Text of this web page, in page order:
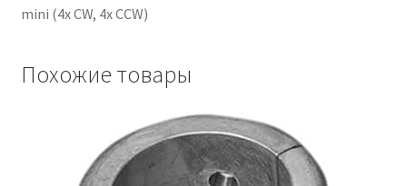
2
mini (4x CW, 4x CCW)
Похожие товары